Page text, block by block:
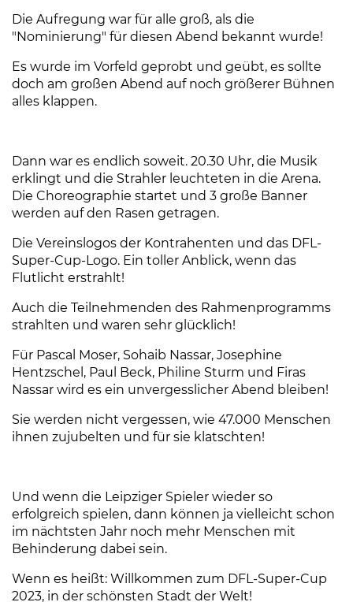
Die Aufregung war für alle groß, als die
"Nominierung" für diesen Abend bekannt wurde!
Es wurde im Vorfeld geprobt und geübt, es sollte
doch am großen Abend auf noch größerer Bühnen
alles klappen.
Dann war es endlich soweit. 20.30 Uhr, die Musik
erklingt und die Strahler leuchteten in die Arena.
Die Choreographie startet und 3 große Banner
werden auf den Rasen getragen.
Die Vereinslogos der Kontrahenten und das DFL-
Super-Cup-Logo. Ein toller Anblick, wenn das
Flutlicht erstrahlt!
Auch die Teilnehmenden des Rahmenprogramms
strahlten und waren sehr glücklich!
Für Pascal Moser, Sohaib Nassar, Josephine
Hentzschel, Paul Beck, Philine Sturm und Firas
Nassar wird es ein unvergesslicher Abend bleiben!
Sie werden nicht vergessen, wie 47.000 Menschen
ihnen zujubelten und für sie klatschten!
Und wenn die Leipziger Spieler wieder so
erfolgreich spielen, dann können ja vielleicht schon
im nächtsten Jahr noch mehr Menschen mit
Behinderung dabei sein.
Wenn es heißt: Willkommen zum DFL-Super-Cup
2023, in der schönsten Stadt der Welt!